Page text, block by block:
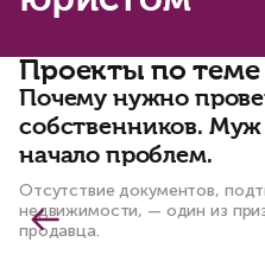
Проекты по теме
Почему нужно
собственников.
начало проблем.
Отсутствие документов,
недвижимости, — один из
продавца.